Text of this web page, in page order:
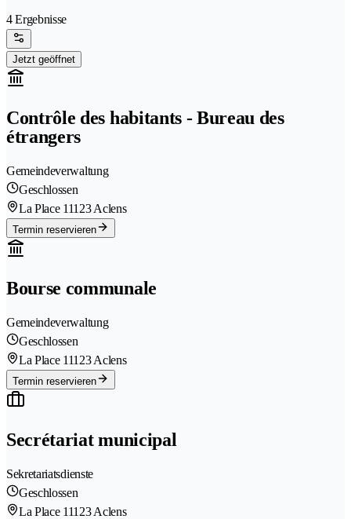
4 Ergebnisse
Jetzt geöffnet
Contrôle des habitants - Bureau des
étrangers
Gemeindeverwaltung
Geschlossen
La Place 11123 Aclens
Termin reservieren
Bourse communale
Gemeindeverwaltung
Geschlossen
La Place 11123 Aclens
Termin reservieren
Secrétariat municipal
Sekretariatsdienste
Geschlossen
La Place 11123 Aclens